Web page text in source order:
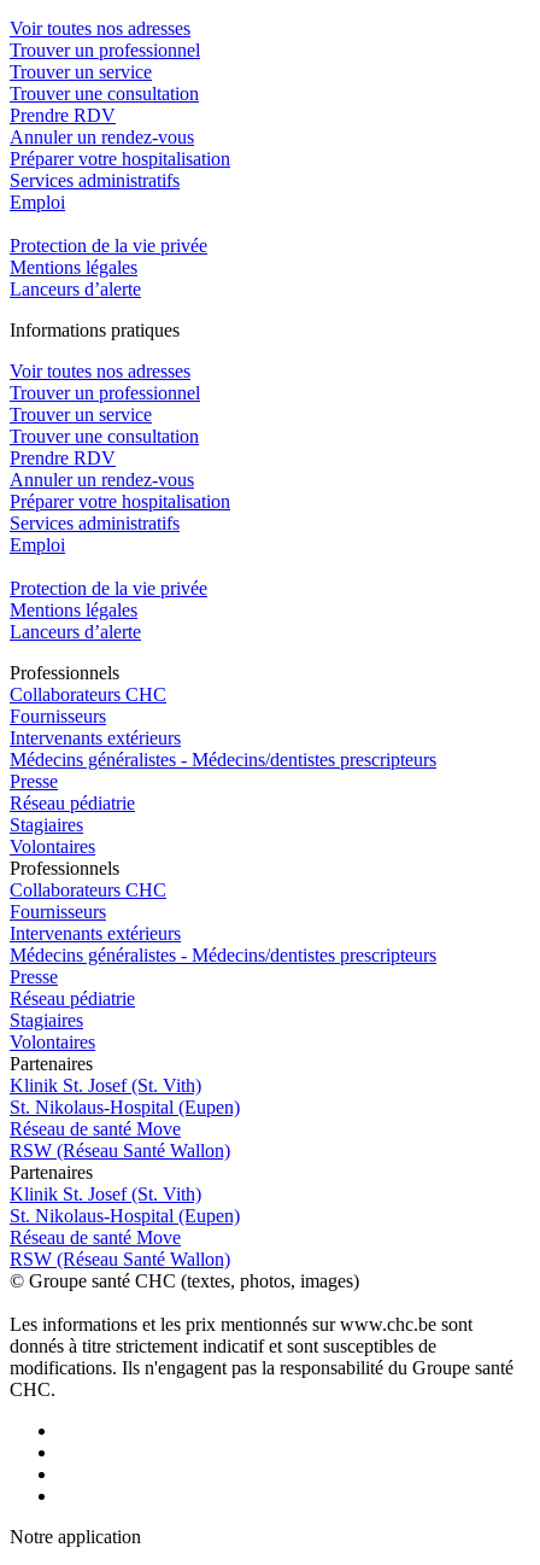
Voir toutes nos adresses
Trouver un professionnel
Trouver un service
Trouver une consultation
Prendre RDV
Annuler un rendez-vous
Préparer votre hospitalisation
Services administratifs
Emploi​
Protection de la vie privée
Mentions légales
Lanceurs d’alerte
Informations pratiques
Voir toutes nos adresses
Trouver un professionnel
Trouver un service
Trouver une consultation
Prendre RDV
Annuler un rendez-vous
Préparer votre hospitalisation
Services administratifs
Emploi​
Protection de la vie privée
Mentions légales
Lanceurs d’alerte
Professionnels
Collaborateurs CHC
Fournisseurs
Intervenants extérieurs
Médecins généralistes - Médecins/dentistes prescripteurs
Presse
Réseau pédiatrie
Stagiaires
Volontaires
Professionnels
Collaborateurs CHC
Fournisseurs
Intervenants extérieurs
Médecins généralistes - Médecins/dentistes prescripteurs
Presse
Réseau pédiatrie
Stagiaires
Volontaires
Partenaires
Klinik St. Josef (St. Vith)
St. Nikolaus-Hospital (Eupen)
Réseau de santé Move
RSW (Réseau Santé Wallon)
Partenaires
Klinik St. Josef (St. Vith)
St. Nikolaus-Hospital (Eupen)
Réseau de santé Move
RSW (Réseau Santé Wallon)
© Groupe santé CHC (textes, photos, images)
Les informations et les prix mentionnés sur www.chc.be sont
donnés à titre strictement indicatif et sont susceptibles de
modifications. Ils n'engagent pas la responsabilité du Groupe santé
CHC.
Notre application